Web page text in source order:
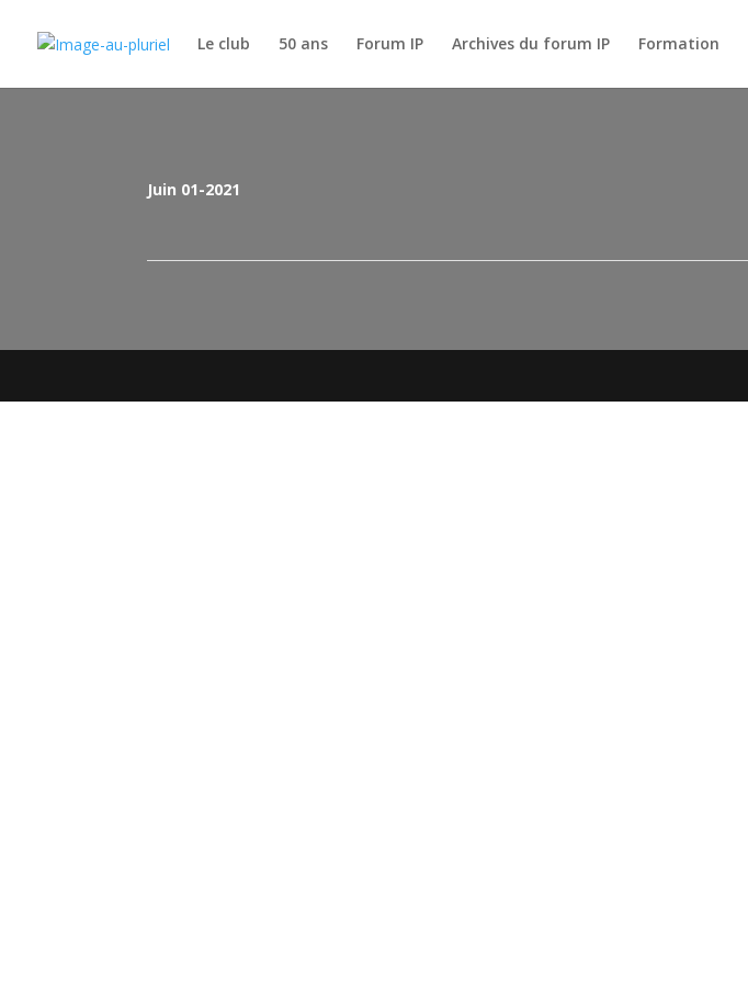
Le club 50 ans Forum IP Archives du forum IP Formation
Juin 01-2021